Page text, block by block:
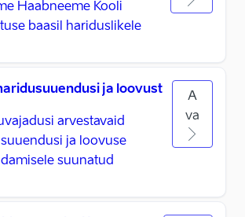
Haabneeme Kooli
baasil hariduslikele
ja loovust
arvestavaid
ja loovuse
suunatud
A
va